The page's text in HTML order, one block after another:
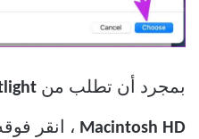
بمجرد أن تطلب من
Macintosh HD ، انقر